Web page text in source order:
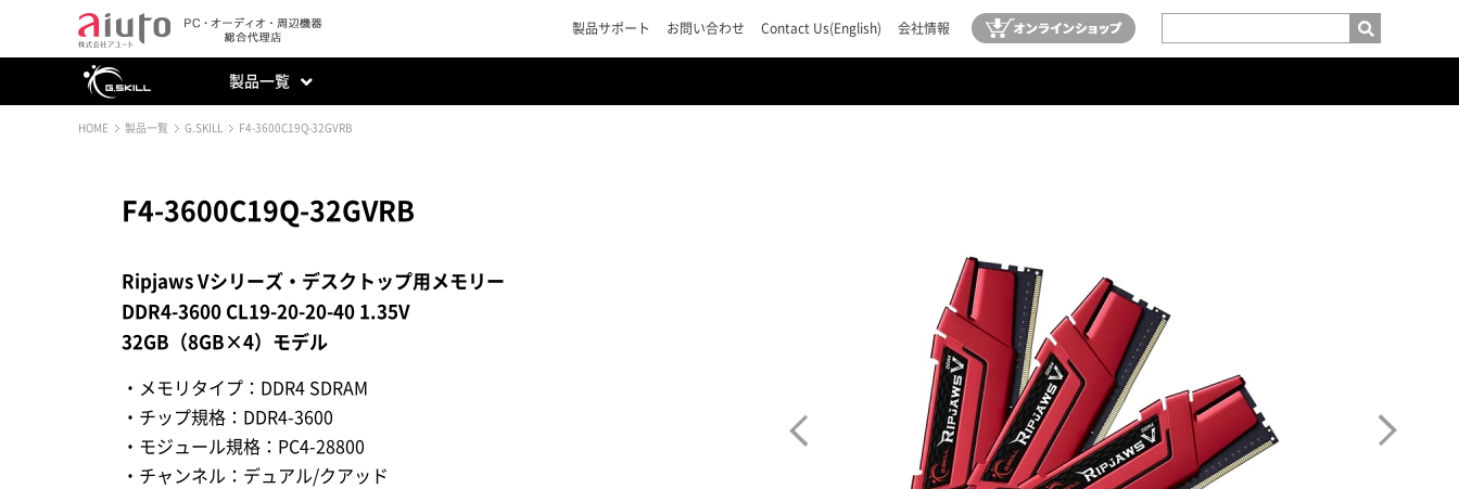
製品サポート お問い合わせ Contact Us(English) 会社情報
製品一覧
HOME 製品一覧 G.SKILL F4-3600C19Q-32GVRB
F4-3600C19Q-32GVRB
Ripjaws Vシリーズ・デスクトップ用メモリー
DDR4-3600 CL19-20-20-40 1.35V
32GB（8GB×4）モデル
・メモリタイプ：DDR4 SDRAM
・チップ規格：DDR4-3600
・モジュール規格：PC4-28800
・チャンネル：デュアル/クアッド